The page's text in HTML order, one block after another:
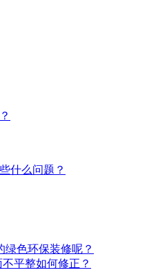
色环保装修呢？
平整如何修正？